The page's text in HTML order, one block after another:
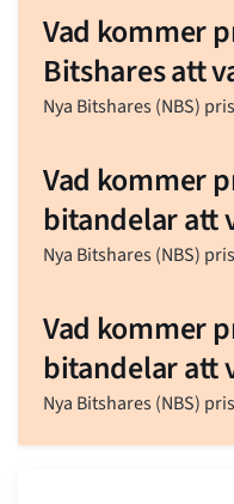
Vad kommer
Bitshares att
Nya Bitshares (NBS)
Vad kommer
bitandelar att
Nya Bitshares (NBS)
Vad kommer
bitandelar att
Nya Bitshares (NBS)